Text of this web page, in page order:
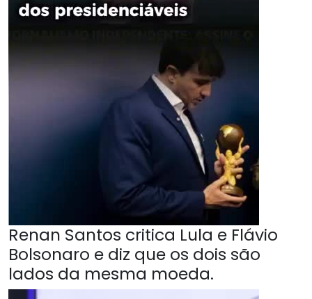
Renan Santos critica Lula e Flávio
Bolsonaro e diz que os dois são
lados da mesma moeda.